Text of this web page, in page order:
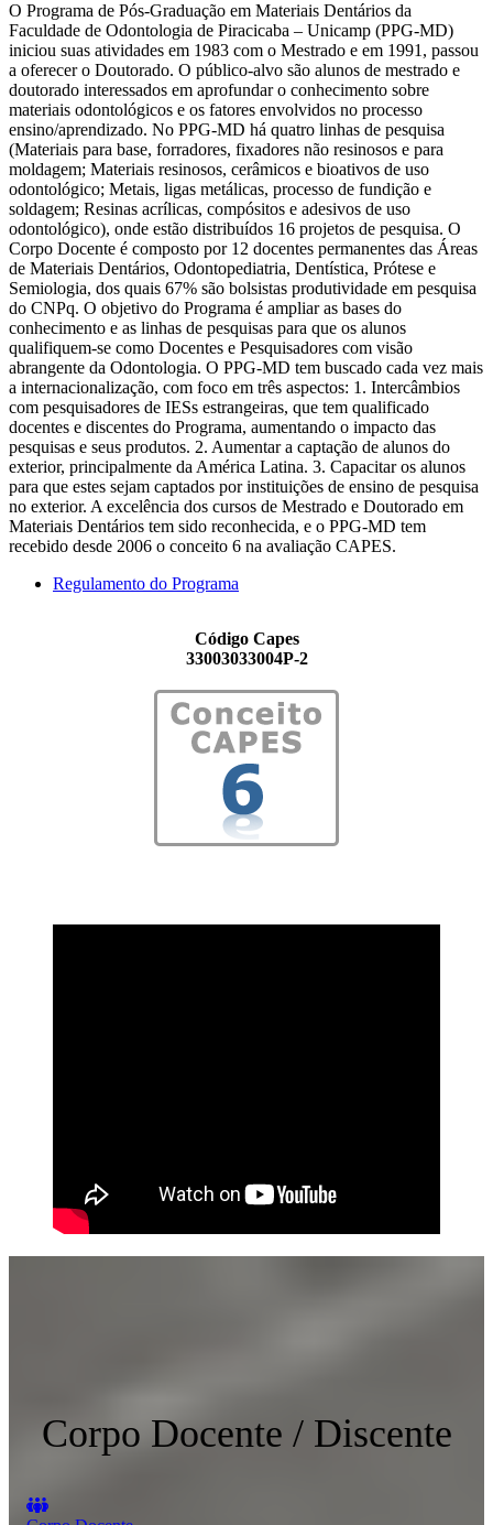
O Programa de Pós-Graduação em Materiais Dentários da
Faculdade de Odontologia de Piracicaba – Unicamp (PPG-MD)
iniciou suas atividades em 1983 com o Mestrado e em 1991, passou
a oferecer o Doutorado. O público-alvo são alunos de mestrado e
doutorado interessados em aprofundar o conhecimento sobre
materiais odontológicos e os fatores envolvidos no processo
ensino/aprendizado. No PPG-MD há quatro linhas de pesquisa
(Materiais para base, forradores, fixadores não resinosos e para
moldagem; Materiais resinosos, cerâmicos e bioativos de uso
odontológico; Metais, ligas metálicas, processo de fundição e
soldagem; Resinas acrílicas, compósitos e adesivos de uso
odontológico), onde estão distribuídos 16 projetos de pesquisa. O
Corpo Docente é composto por 12 docentes permanentes das Áreas
de Materiais Dentários, Odontopediatria, Dentística, Prótese e
Semiologia, dos quais 67% são bolsistas produtividade em pesquisa
do CNPq. O objetivo do Programa é ampliar as bases do
conhecimento e as linhas de pesquisas para que os alunos
qualifiquem-se como Docentes e Pesquisadores com visão
abrangente da Odontologia. O PPG-MD tem buscado cada vez mais
a internacionalização, com foco em três aspectos: 1. Intercâmbios
com pesquisadores de IESs estrangeiras, que tem qualificado
docentes e discentes do Programa, aumentando o impacto das
pesquisas e seus produtos. 2. Aumentar a captação de alunos do
exterior, principalmente da América Latina. 3. Capacitar os alunos
para que estes sejam captados por instituições de ensino de pesquisa
no exterior. A excelência dos cursos de Mestrado e Doutorado em
Materiais Dentários tem sido reconhecida, e o PPG-MD tem
recebido desde 2006 o conceito 6 na avaliação CAPES.
Regulamento do Programa
Código Capes
33003033004P-2
Corpo Docente / Discente